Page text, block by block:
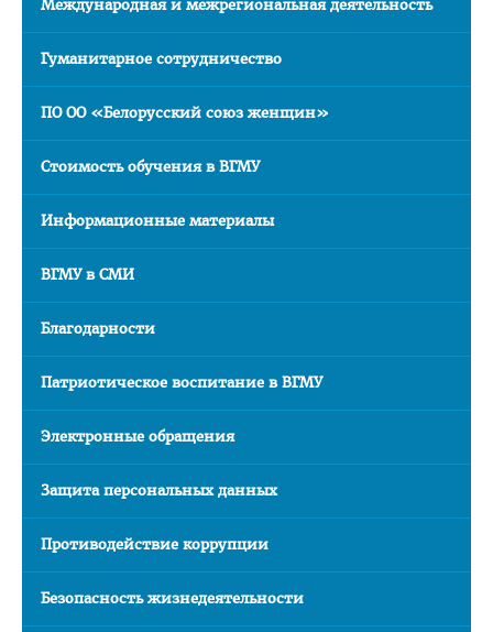
Вступительная кампания
Университетские олимпиады
Приказ о зачислении победителей
Квоты для зачисления
университетских олимпиад
Архив проходных баллов
Заочная форма обучения
Часто задаваемые вопросы 2025
Стоимость обучения в ВГМУ
Профориентация
Международная и межрегиональная деятельность
Гуманитарное сотрудничество
ПО ОО «Белорусский союз женщин»
Стоимость обучения в ВГМУ
Информационные материалы
ВГМУ в СМИ
Благодарности
Патриотическое воспитание в ВГМУ
Электронные обращения
Защита персональных данных
Противодействие коррупции
Безопасность жизнедеятельности